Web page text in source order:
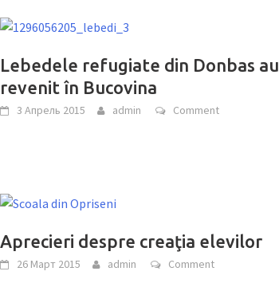
Lebedele refugiate din Donbas au
revenit în Bucovina
3 Апрель 2015 admin Comment
Aprecieri despre creaţia elevilor
26 Март 2015 admin Comment